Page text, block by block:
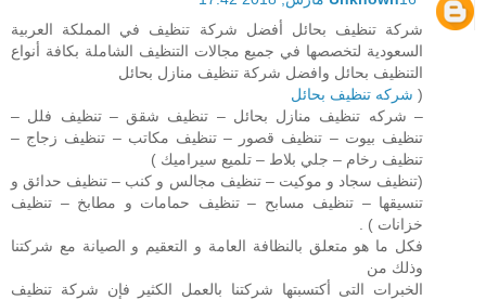
شركة تنظيف بحائل أفضل شركة تنظيف في المملكة العربية
السعودية لتخصصها في جميع مجالات التنظيف الشاملة بكافة أنواع
التنظيف بحائل وافضل شركة تنظيف منازل بحائل
( شركه تنظيف بحائل
– شركه تنظيف منازل بحائل – تنظيف شقق – تنظيف فلل –
تنظيف بيوت – تنظيف قصور – تنظيف مكاتب – تنظيف زجاج –
تنظيف رخام – جلي بلاط – تلميع سيراميك )
(تنظيف سجاد و موكيت – تنظيف مجالس و كنب – تنظيف حدائق و
تنسيقها – تنظيف مسابح – تنظيف حمامات و مطابخ – تنظيف
خزانات ) .
فكل ما هو متعلق بالنظافة العامة و التعقيم و الصيانة مع شركتنا
وذلك من
الخبرات التى أكتسبتها شركتنا بالعمل الكثير فإن شركة تنظيف